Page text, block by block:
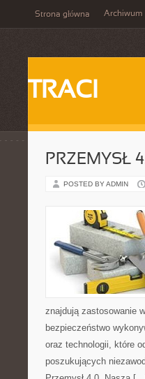
Strona główna Archiwum
TRACI
PRZEMYSŁ
POSTED BY ADMIN
znajdują zastosowanie
bezpieczeństwo
oraz technologii, które
poszukujących